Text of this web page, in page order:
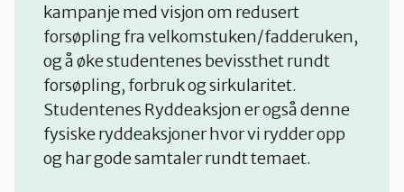
kampanje med visjon om redusert
forsøpling fra velkomstuken/fadderuken,
og å øke studentenes bevissthet rundt
forsøpling, forbruk og sirkularitet.
Studentenes Ryddeaksjon er også denne
fysiske ryddeaksjoner hvor vi rydder opp
og har gode samtaler rundt temaet.